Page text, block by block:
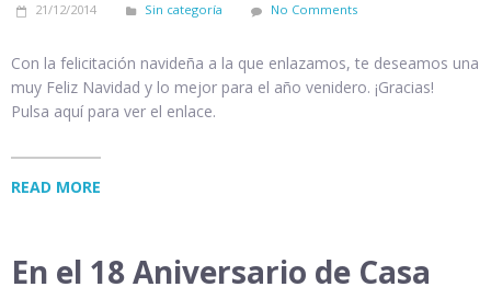
21/12/2014 Sin categoría No Comments
Con la felicitación navideña a la que enlazamos, te deseamos una
muy Feliz Navidad y lo mejor para el año venidero. ¡Gracias!
Pulsa aquí para ver el enlace.
READ MORE
En el 18 Aniversario de Casa